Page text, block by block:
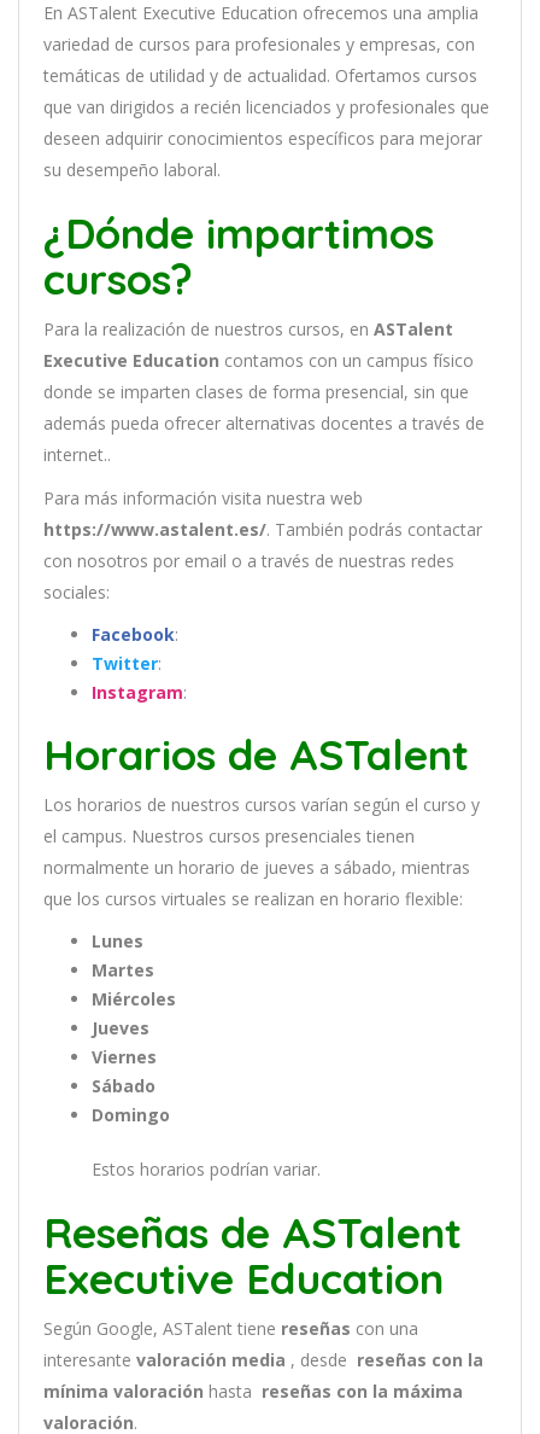
En ASTalent Executive Education ofrecemos una amplia
variedad de cursos para profesionales y empresas, con
temáticas de utilidad y de actualidad. Ofertamos cursos
que van dirigidos a recién licenciados y profesionales que
deseen adquirir conocimientos específicos para mejorar
su desempeño laboral.
¿Dónde impartimos
cursos?
Para la realización de nuestros cursos, en ASTalent
Executive Education contamos con un campus físico
donde se imparten clases de forma presencial, sin que
además pueda ofrecer alternativas docentes a través de
internet..
Para más información visita nuestra web
https://www.astalent.es/. También podrás contactar
con nosotros por email o a través de nuestras redes
sociales:
Facebook:
Twitter:
Instagram:
Horarios de ASTalent
Los horarios de nuestros cursos varían según el curso y
el campus. Nuestros cursos presenciales tienen
normalmente un horario de jueves a sábado, mientras
que los cursos virtuales se realizan en horario flexible:
Lunes
Martes
Miércoles
Jueves
Viernes
Sábado
Domingo
Estos horarios podrían variar.
Reseñas de ASTalent
Executive Education
Según Google, ASTalent tiene reseñas con una
interesante valoración media , desde reseñas con la
mínima valoración hasta reseñas con la máxima
valoración.